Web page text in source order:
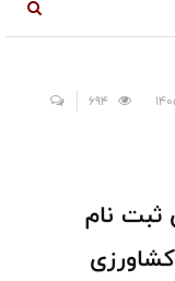
ثبت نام